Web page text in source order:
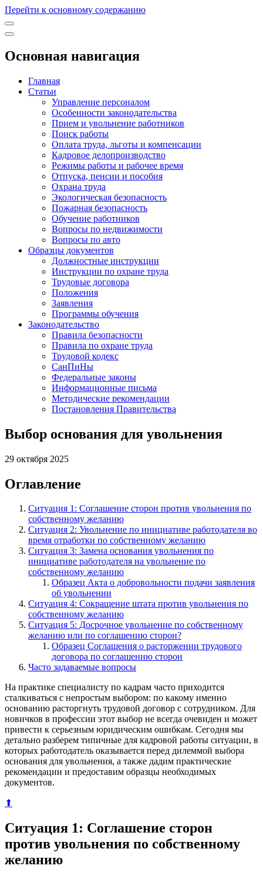
Перейти к основному содержанию
Основная навигация
Главная
Статьи
Управление персоналом
Особенности законодательства
Прием и увольнение работников
Поиск работы
Оплата труда, льготы и компенсации
Кадровое делопроизводство
Режимы работы и рабочее время
Отпуска, пенсии и пособия
Охрана труда
Экологическая безопасность
Пожарная безопасность
Обучение работников
Вопросы по недвижимости
Вопросы по авто
Образцы документов
Должностные инструкции
Инструкции по охране труда
Трудовые договора
Положения
Заявления
Программы обучения
Законодательство
Правила безопасности
Правила по охране труда
Трудовой кодекс
СанПиНы
Федеральные законы
Информационные письма
Методические рекомендации
Постановления Правительства
Выбор основания для увольнения
29 октября 2025
Оглавление
Ситуация 1: Соглашение сторон против увольнения по
собственному желанию
Ситуация 2: Увольнение по инициативе работодателя во
время отработки по собственному желанию
Ситуация 3: Замена основания увольнения по
инициативе работодателя на увольнение по
собственному желанию
Образец Акта о добровольности подачи заявления
об увольнении
Ситуация 4: Сокращение штата против увольнения по
собственному желанию
Ситуация 5: Досрочное увольнение по собственному
желанию или по соглашению сторон?
Образец Соглашения о расторжении трудового
договора по соглашению сторон
Часто задаваемые вопросы
На практике специалисту по кадрам часто приходится
сталкиваться с непростым выбором: по какому именно
основанию расторгнуть трудовой договор с сотрудником. Для
новичков в профессии этот выбор не всегда очевиден и может
привести к серьезным юридическим ошибкам. Сегодня мы
детально разберем типичные для кадровой работы ситуации, в
которых работодатель оказывается перед дилеммой выбора
основания для увольнения, а также дадим практические
рекомендации и предоставим образцы необходимых
документов.
⬆
Ситуация 1: Соглашение сторон
против увольнения по собственному
желанию